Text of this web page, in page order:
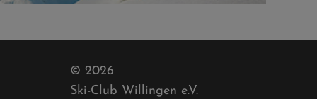
© 2026
Ski-Club Willingen e.V.